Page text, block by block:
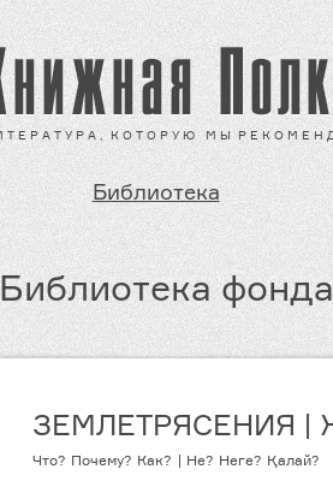
Т Е Р А Т У Р А , К О Т О Р У Ю М Ы Р Е К О М Е Н
Библиотека
Библиотека
ЗЕМЛЕТРЯСЕНИЯ |
Что? Почему? Как? | Не? Неге? Қалай?